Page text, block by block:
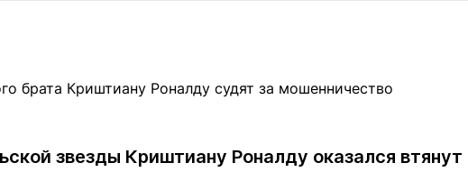
Спецпроекты
звезды Криштиану Роналду оказался